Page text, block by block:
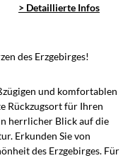
> Detaillierte Infos
des Erzgebirges!
und komfortablen
Rückzugsort für Ihren
herrlicher Blick auf die
Erkunden Sie von
des Erzgebirges. Für